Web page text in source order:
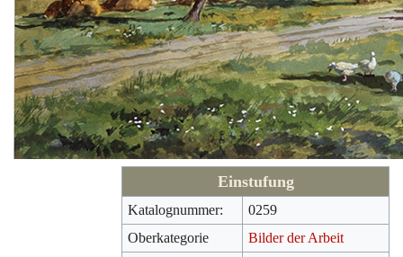
Einstufung
Katalognummer:
0259
Oberkategorie
Bilder der Arbeit